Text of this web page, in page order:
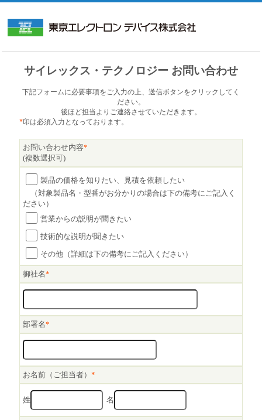
サイレックス・テクノロジー お問い合わせ
下記フォームに必要事項をご入力の上、送信ボタンをクリックしてく
ださい。
後ほど担当よりご連絡させていただきます。
*印は必須入力となっております。
お問い合わせ内容*
(複数選択可)
製品の価格を知りたい、見積を依頼したい
（対象製品名・型番がお分かりの場合は下の備考にご記入く
ださい）
営業からの説明が聞きたい
技術的な説明が聞きたい
その他（詳細は下の備考にご記入ください）
御社名*
部署名*
お名前（ご担当者） *
姓 名